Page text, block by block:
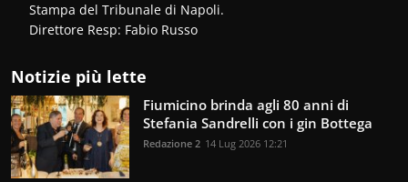
Stampa del Tribunale di Napoli.
Direttore Resp: Fabio Russo
Notizie più lette
Fiumicino brinda agli 80 anni di
Stefania Sandrelli con i gin Bottega
Redazione 2 14 Lug 2026 12:21